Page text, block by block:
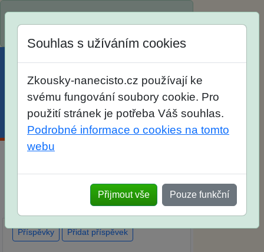
SŠ? Vaše ohlasy po skutečných
přijímacích zkouškách
Souhlas s užíváním cookies
Zkousky-nanecisto.cz používají ke
svému fungování soubory cookie. Pro
použití stránek je potřeba Váš souhlas.
Podrobné informace o cookies na tomto
webu
Přijmout vše Pouze funkční
Příspěvky Přidat příspěvek